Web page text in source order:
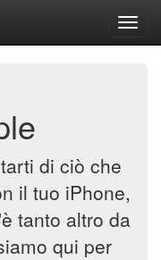
di ciò che
il tuo iPhone,
tanto altro da
qui per